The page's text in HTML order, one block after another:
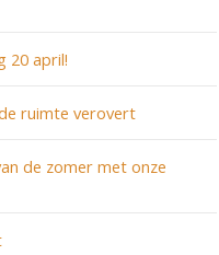
20 april!
ruimte verovert
de zomer met onze